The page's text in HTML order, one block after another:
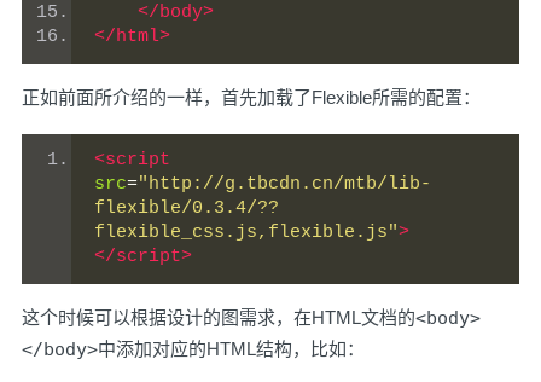
</body>
</html>
正如前面所介绍的一样，首先加载了Flexible所需的配置：
<script
src="http://g.tbcdn.cn/mtb/lib-
flexible/0.3.4/??
flexible_css.js,flexible.js">
</script>
这个时候可以根据设计的图需求，在HTML文档的<body>
</body>中添加对应的HTML结构，比如：